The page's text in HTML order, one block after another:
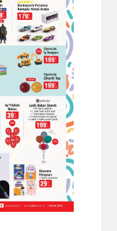
Otomobil
Temizlik